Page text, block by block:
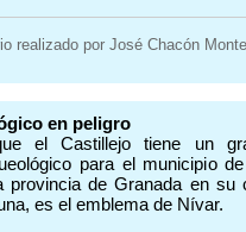
realizado por José Chacón
en peligro
el Castillejo tiene un
para el municipio
provincia de Granada en su
es el emblema de Nívar.